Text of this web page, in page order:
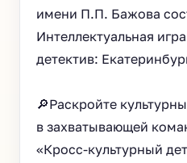
имени П.П. Бажова
Интеллектуальная
детектив:
🔎Раскройте
в захватывающей
«Кросс‑культурный